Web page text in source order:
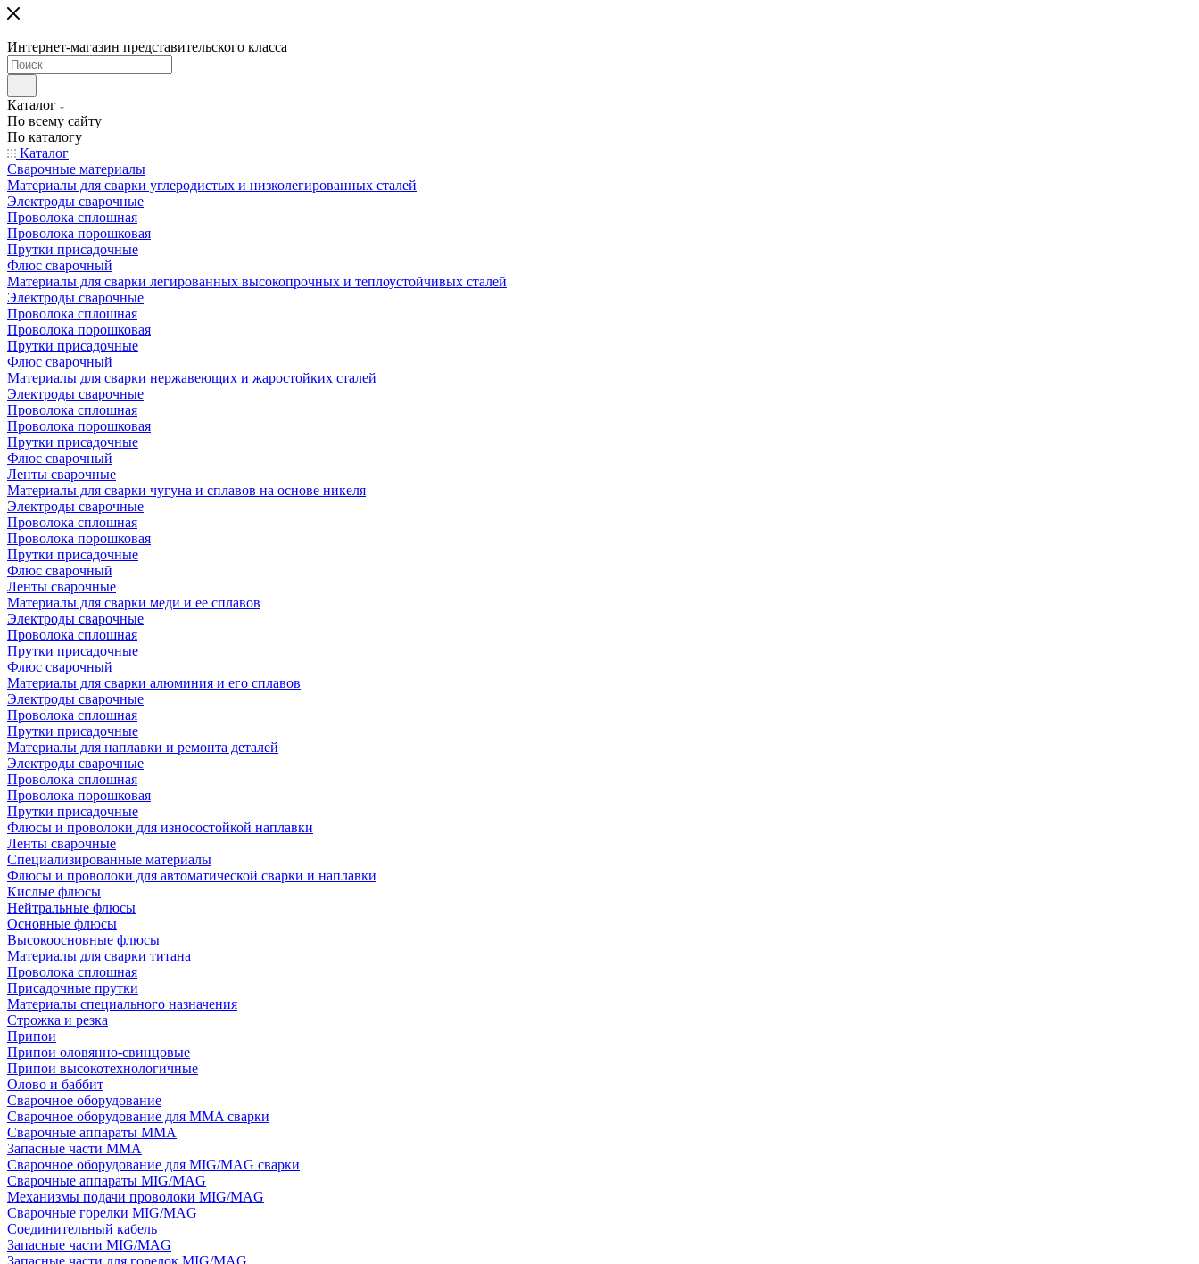
Интернет-магазин представительского класса
Каталог
По всему сайту
По каталогу
Каталог
Сварочные материалы
Материалы для сварки углеродистых и низколегированных сталей
Электроды сварочные
Проволока сплошная
Проволока порошковая
Прутки присадочные
Флюс сварочный
Материалы для сварки легированных высокопрочных и теплоустойчивых сталей
Электроды сварочные
Проволока сплошная
Проволока порошковая
Прутки присадочные
Флюс сварочный
Материалы для сварки нержавеющих и жаростойких сталей
Электроды сварочные
Проволока сплошная
Проволока порошковая
Прутки присадочные
Флюс сварочный
Ленты сварочные
Материалы для сварки чугуна и сплавов на основе никеля
Электроды сварочные
Проволока сплошная
Проволока порошковая
Прутки присадочные
Флюс сварочный
Ленты сварочные
Материалы для сварки меди и ее сплавов
Электроды сварочные
Проволока сплошная
Прутки присадочные
Флюс сварочный
Материалы для сварки алюминия и его сплавов
Электроды сварочные
Проволока сплошная
Прутки присадочные
Материалы для наплавки и ремонта деталей
Электроды сварочные
Проволока сплошная
Проволока порошковая
Прутки присадочные
Флюсы и проволоки для износостойкой наплавки
Ленты сварочные
Специализированные материалы
Флюсы и проволоки для автоматической сварки и наплавки
Кислые флюсы
Нейтральные флюсы
Основные флюсы
Высокоосновные флюсы
Материалы для сварки титана
Проволока сплошная
Присадочные прутки
Материалы специального назначения
Строжка и резка
Припои
Припои оловянно-свинцовые
Припои высокотехнологичные
Олово и баббит
Сварочное оборудование
Сварочное оборудование для MMA сварки
Сварочные аппараты MMA
Запасные части MMA
Сварочное оборудование для MIG/MAG сварки
Сварочные аппараты MIG/MAG
Механизмы подачи проволоки MIG/MAG
Сварочные горелки MIG/MAG
Соединительный кабель
Запасные части MIG/MAG
Запасные части для горелок MIG/MAG